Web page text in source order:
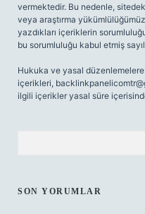
vermektedir. Bu nedenle,
veya araştırma
yazdıkları içeriklerin
bu sorumluluğu kabul etmiş
Hukuka ve yasal
içerikleri,
ilgili içerikler yasal süre
SON YORUMLAR